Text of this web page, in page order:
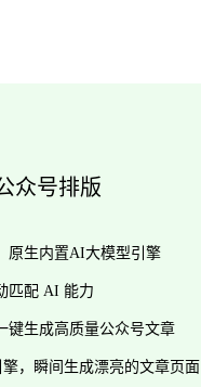
众号排版
原生内置AI大模型引擎
匹配 AI 能力
键生成高质量公众号文章
，瞬间生成漂亮的文章页面